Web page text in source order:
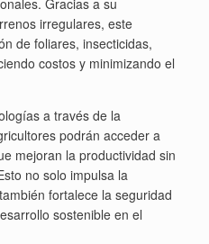
irregulares, este
de foliares, insecticidas,
costos y minimizando el
a través de la
podrán acceder a
mejoran la productividad sin
no solo impulsa la
fortalece la seguridad
sostenible en el